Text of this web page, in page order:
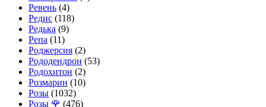
Ревень (4)
Редис (118)
Редька (9)
Репа (11)
Роджерсия (2)
Рододендрон (53)
Родохитон (2)
Розмарин (10)
Розы (1032)
Розы 🌹 (476)